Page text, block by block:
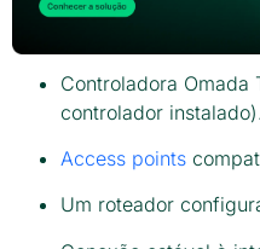
Controladora Omada
controlador instalado).
Access points
Um roteador